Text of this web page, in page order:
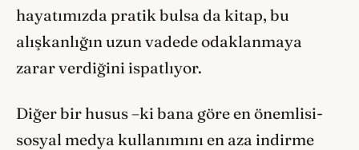
hayatımızda pratik bulsa da kitap, bu
alışkanlığın uzun vadede odaklanmaya
zarar verdiğini ispatlıyor.
Diğer bir husus –ki bana göre en önemlisi-
sosyal medya kullanımını en aza indirme